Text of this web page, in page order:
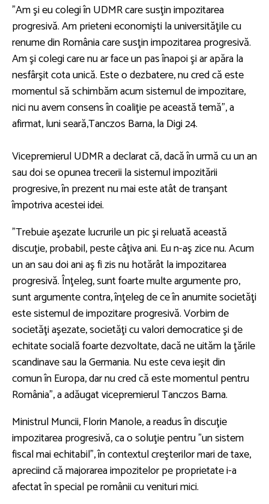
”Am şi eu colegi în UDMR care susţin impozitarea
progresivă. Am prieteni economişti la universităţile cu
renume din România care susţin impozitarea progresivă.
Am şi colegi care nu ar face un pas înapoi şi ar apăra la
nesfârşit cota unică. Este o dezbatere, nu cred că este
momentul să schimbăm acum sistemul de impozitare,
nici nu avem consens în coaliţie pe această temă”, a
afirmat, luni seară,Tanczos Barna, la Digi 24.
Vicepremierul UDMR a declarat că, dacă în urmă cu un an
sau doi se opunea trecerii la sistemul impozitării
progresive, în prezent nu mai este atât de tranşant
împotriva acestei idei.
”Trebuie aşezate lucrurile un pic şi reluată această
discuţie, probabil, peste câţiva ani. Eu n-aş zice nu. Acum
un an sau doi ani aş fi zis nu hotărât la impozitarea
progresivă. Înţeleg, sunt foarte multe argumente pro,
sunt argumente contra, înţeleg de ce în anumite societăţi
este sistemul de impozitare progresivă. Vorbim de
societăţi aşezate, societăţi cu valori democratice şi de
echitate socială foarte dezvoltate, dacă ne uităm la ţările
scandinave sau la Germania. Nu este ceva ieşit din
comun în Europa, dar nu cred că este momentul pentru
România”, a adăugat vicepremierul Tanczos Barna.
Ministrul Muncii, Florin Manole, a readus în discuţie
impozitarea progresivă, ca o soluţie pentru ”un sistem
fiscal mai echitabil”, în contextul creşterilor mari de taxe,
apreciind că majorarea impozitelor pe proprietate i-a
afectat în special pe românii cu venituri mici.